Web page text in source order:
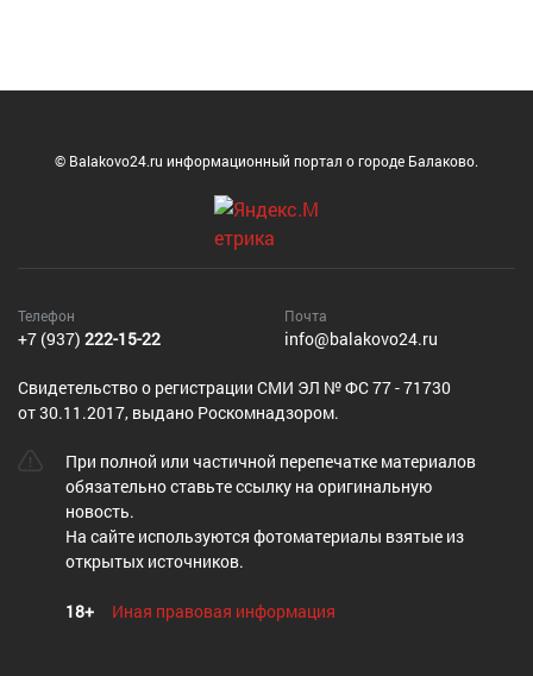
© Balakovo24.ru информационный портал о городе Балаково.
Телефон
+7 (937) 222-15-22
Почта
info@balakovo24.ru
Cвидетельство о регистрации СМИ ЭЛ № ФС 77 - 71730
от 30.11.2017, выдано Роскомнадзором.
При полной или частичной перепечатке материалов
обязательно ставьте ссылку на оригинальную
новость.
На сайте используются фотоматериалы взятые из
открытых источников.
18+ Иная правовая информация